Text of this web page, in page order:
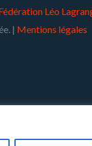
Léo
| Mentions légales